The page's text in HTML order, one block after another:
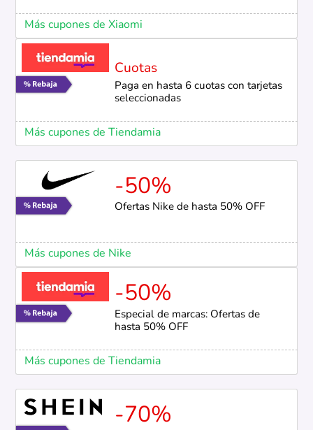
Más cupones de Xiaomi
Cuotas
Paga en hasta 6 cuotas con tarjetas
seleccionadas
Más cupones de Tiendamia
-50%
Ofertas Nike de hasta 50% OFF
Más cupones de Nike
-50%
Especial de marcas: Ofertas de
hasta 50% OFF
Más cupones de Tiendamia
-70%